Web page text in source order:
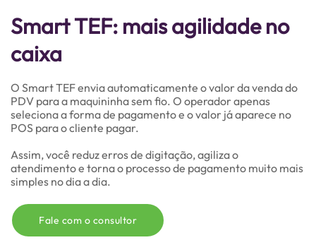
Ler mais
Serviços
Ler mais
ERP
Smart TEF: mais agilidade no
caixa
O Smart TEF envia automaticamente o valor da venda do
PDV para a maquininha sem fio. O operador apenas
seleciona a forma de pagamento e o valor já aparece no
POS para o cliente pagar.
Assim, você reduz erros de digitação, agiliza o
atendimento e torna o processo de pagamento muito mais
simples no dia a dia.
Fale com o consultor